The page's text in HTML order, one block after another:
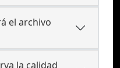
el archivo
la calidad